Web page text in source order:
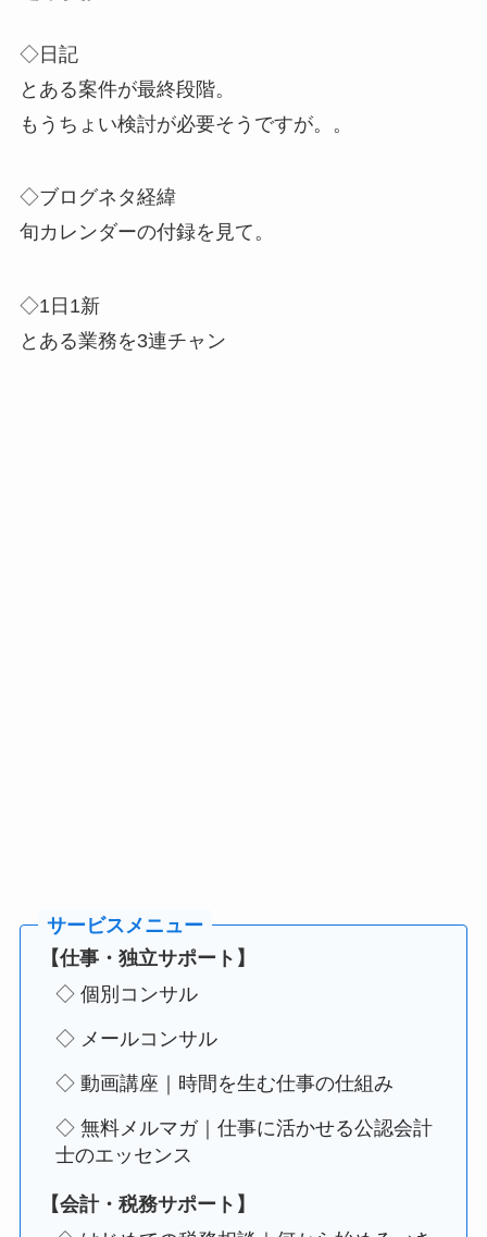
◇日記
とある案件が最終段階。
もうちょい検討が必要そうですが。。
◇ブログネタ経緯
旬カレンダーの付録を見て。
◇1日1新
とある業務を3連チャン
【仕事・独立サポート】
◇ 個別コンサル
◇ メールコンサル
◇ 動画講座｜時間を生む仕事の仕組み
◇ 無料メルマガ｜仕事に活かせる公認会計
士のエッセンス
【会計・税務サポート】